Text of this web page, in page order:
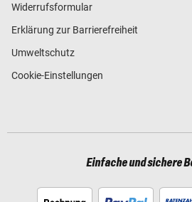
Widerrufsformular
Erklärung zur Barrierefreiheit
Umweltschutz
Cookie-Einstellungen
Einfache und sichere